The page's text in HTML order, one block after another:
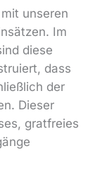
unseren
Im
diese
dass
der
Dieser
gratfreies